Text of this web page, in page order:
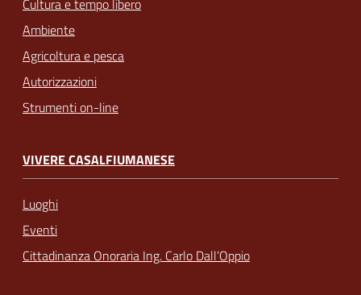
Cultura e tempo libero
Ambiente
Agricoltura e pesca
Autorizzazioni
Strumenti on-line
VIVERE CASALFIUMANESE
Luoghi
Eventi
Cittadinanza Onoraria Ing. Carlo Dall’Oppio